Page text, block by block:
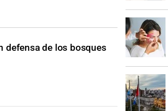
defensa de los bosques